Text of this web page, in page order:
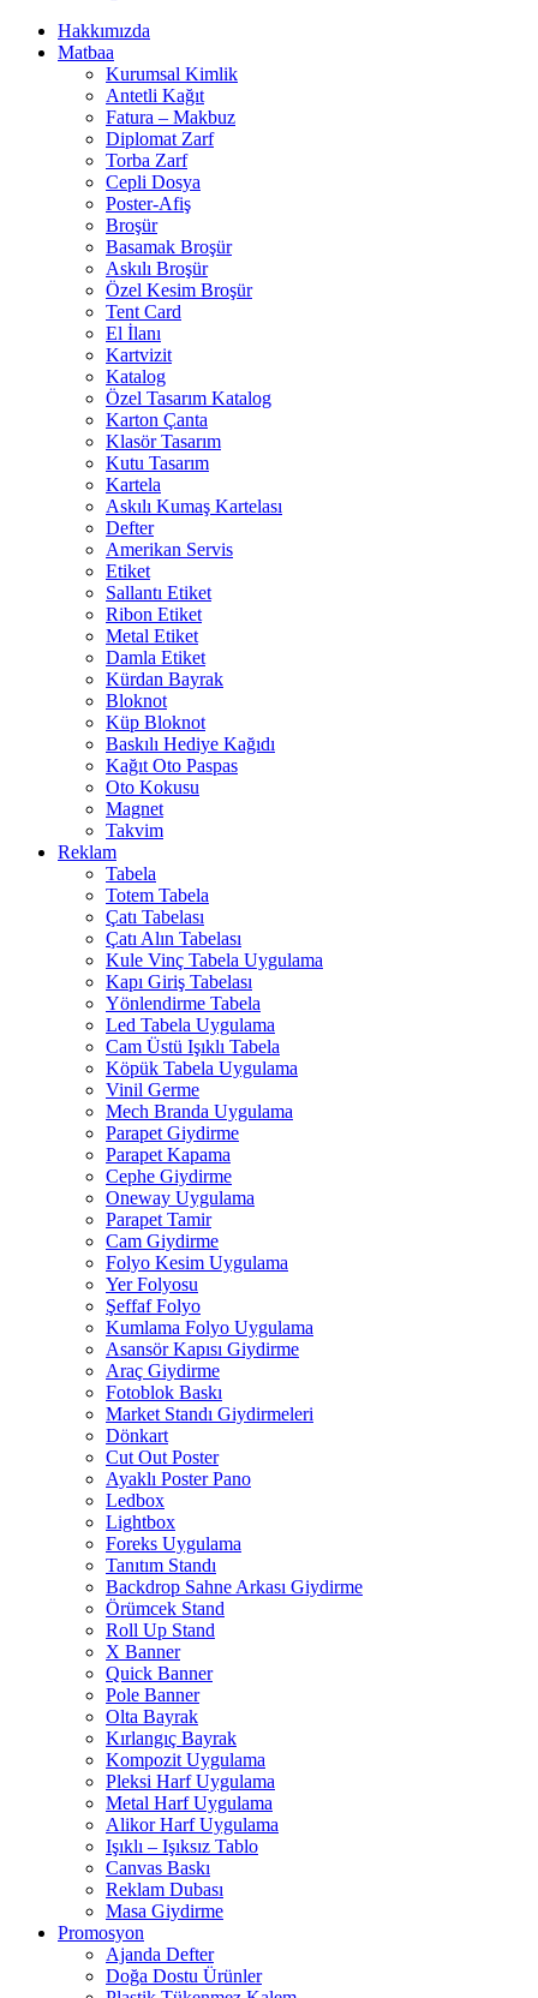
Hakkımızda
Matbaa
Kurumsal Kimlik
Antetli Kağıt
Fatura – Makbuz
Diplomat Zarf
Torba Zarf
Cepli Dosya
Poster-Afiş
Broşür
Basamak Broşür
Askılı Broşür
Özel Kesim Broşür
Tent Card
El İlanı
Kartvizit
Katalog
Özel Tasarım Katalog
Karton Çanta
Klasör Tasarım
Kutu Tasarım
Kartela
Askılı Kumaş Kartelası
Defter
Amerikan Servis
Etiket
Sallantı Etiket
Ribon Etiket
Metal Etiket
Damla Etiket
Kürdan Bayrak
Bloknot
Küp Bloknot
Baskılı Hediye Kağıdı
Kağıt Oto Paspas
Oto Kokusu
Magnet
Takvim
Reklam
Tabela
Totem Tabela
Çatı Tabelası
Çatı Alın Tabelası
Kule Vinç Tabela Uygulama
Kapı Giriş Tabelası
Yönlendirme Tabela
Led Tabela Uygulama
Cam Üstü Işıklı Tabela
Köpük Tabela Uygulama
Vinil Germe
Mech Branda Uygulama
Parapet Giydirme
Parapet Kapama
Cephe Giydirme
Oneway Uygulama
Parapet Tamir
Cam Giydirme
Folyo Kesim Uygulama
Yer Folyosu
Şeffaf Folyo
Kumlama Folyo Uygulama
Asansör Kapısı Giydirme
Araç Giydirme
Fotoblok Baskı
Market Standı Giydirmeleri
Dönkart
Cut Out Poster
Ayaklı Poster Pano
Ledbox
Lightbox
Foreks Uygulama
Tanıtım Standı
Backdrop Sahne Arkası Giydirme
Örümcek Stand
Roll Up Stand
X Banner
Quick Banner
Pole Banner
Olta Bayrak
Kırlangıç Bayrak
Kompozit Uygulama
Pleksi Harf Uygulama
Metal Harf Uygulama
Alikor Harf Uygulama
Işıklı – Işıksız Tablo
Canvas Baskı
Reklam Dubası
Masa Giydirme
Promosyon
Ajanda Defter
Doğa Dostu Ürünler